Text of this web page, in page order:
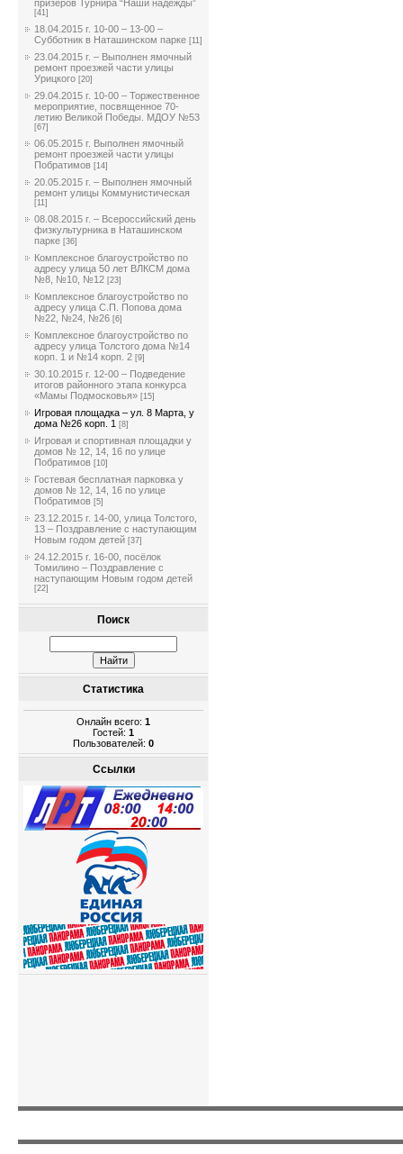
призёров Турнира “Наши надежды”
[41]
18.04.2015 г. 10-00 – 13-00 –
Субботник в Наташинском парке [11]
23.04.2015 г. – Выполнен ямочный
ремонт проезжей части улицы
Урицкого [20]
29.04.2015 г. 10-00 – Торжественное
мероприятие, посвященное 70-
летию Великой Победы. МДОУ №53
[67]
06.05.2015 г. Выполнен ямочный
ремонт проезжей части улицы
Побратимов [14]
20.05.2015 г. – Выполнен ямочный
ремонт улицы Коммунистическая
[11]
08.08.2015 г. – Всероссийский день
физкультурника в Наташинском
парке [36]
Комплексное благоустройство по
адресу улица 50 лет ВЛКСМ дома
№8, №10, №12 [23]
Комплексное благоустройство по
адресу улица С.П. Попова дома
№22, №24, №26 [6]
Комплексное благоустройство по
адресу улица Толстого дома №14
корп. 1 и №14 корп. 2 [9]
30.10.2015 г. 12-00 – Подведение
итогов районного этапа конкурса
«Мамы Подмосковья» [15]
Игровая площадка – ул. 8 Марта, у
дома №26 корп. 1 [8]
Игровая и спортивная площадки у
домов № 12, 14, 16 по улице
Побратимов [10]
Гостевая бесплатная парковка у
домов № 12, 14, 16 по улице
Побратимов [5]
23.12.2015 г. 14-00, улица Толстого,
13 – Поздравление с наступающим
Новым годом детей [37]
24.12.2015 г. 16-00, посёлок
Томилино – Поздравление с
наступающим Новым годом детей
[22]
Поиск
Статистика
Онлайн всего: 1
Гостей: 1
Пользователей: 0
Ссылки